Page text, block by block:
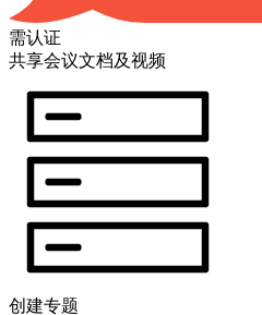
需认证
共享会议文档及视频
创建专题